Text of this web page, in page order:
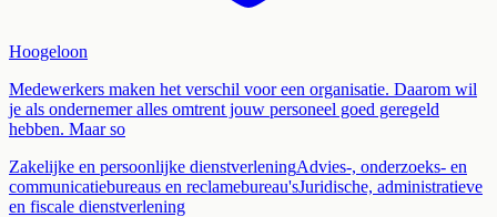
Hoogeloon
Medewerkers maken het verschil voor een organisatie. Daarom wil
je als ondernemer alles omtrent jouw personeel goed geregeld
hebben. Maar so
Zakelijke en persoonlijke dienstverleningAdvies-, onderzoeks- en
communicatiebureaus en reclamebureau'sJuridische, administratieve
en fiscale dienstverlening